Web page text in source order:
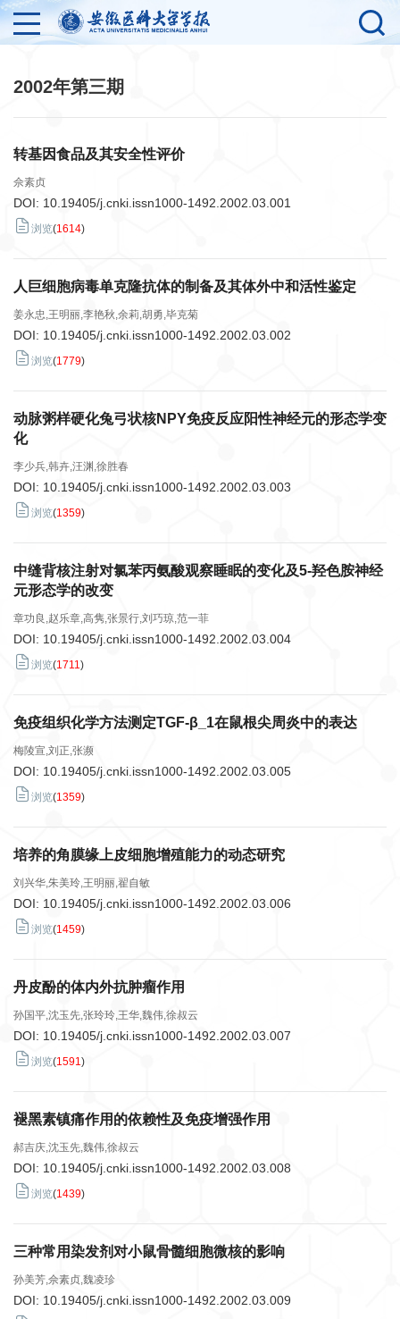
2002年第三期
转基因食品及其安全性评价
佘素贞
DOI: 10.19405/j.cnki.issn1000-1492.2002.03.001
浏览(1614)
人巨细胞病毒单克隆抗体的制备及其体外中和活性鉴定
姜永忠,王明丽,李艳秋,余莉,胡勇,毕克菊
DOI: 10.19405/j.cnki.issn1000-1492.2002.03.002
浏览(1779)
动脉粥样硬化兔弓状核NPY免疫反应阳性神经元的形态学变
化
李少兵,韩卉,汪渊,徐胜春
DOI: 10.19405/j.cnki.issn1000-1492.2002.03.003
浏览(1359)
中缝背核注射对氯苯丙氨酸观察睡眠的变化及5-羟色胺神经
元形态学的改变
章功良,赵乐章,高隽,张景行,刘巧琼,范一菲
DOI: 10.19405/j.cnki.issn1000-1492.2002.03.004
浏览(1711)
免疫组织化学方法测定TGF-β_1在鼠根尖周炎中的表达
梅陵宣,刘正,张濒
DOI: 10.19405/j.cnki.issn1000-1492.2002.03.005
浏览(1359)
培养的角膜缘上皮细胞增殖能力的动态研究
刘兴华,朱美玲,王明丽,翟自敏
DOI: 10.19405/j.cnki.issn1000-1492.2002.03.006
浏览(1459)
丹皮酚的体内外抗肿瘤作用
孙国平,沈玉先,张玲玲,王华,魏伟,徐叔云
DOI: 10.19405/j.cnki.issn1000-1492.2002.03.007
浏览(1591)
褪黑素镇痛作用的依赖性及免疫增强作用
郝吉庆,沈玉先,魏伟,徐叔云
DOI: 10.19405/j.cnki.issn1000-1492.2002.03.008
浏览(1439)
三种常用染发剂对小鼠骨髓细胞微核的影响
孙美芳,佘素贞,魏凌珍
DOI: 10.19405/j.cnki.issn1000-1492.2002.03.009